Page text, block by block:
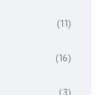
(11)
(16)
(3)